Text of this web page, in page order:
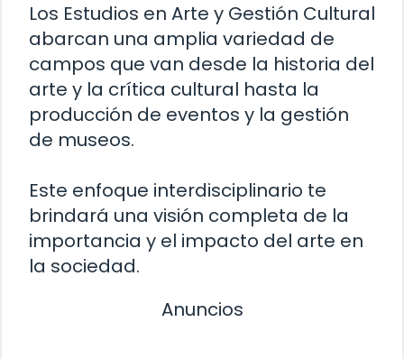
Los Estudios en Arte y Gestión Cultural
abarcan una amplia variedad de
campos que van desde la historia del
arte y la crítica cultural hasta la
producción de eventos y la gestión
de museos.
Este enfoque interdisciplinario te
brindará una visión completa de la
importancia y el impacto del arte en
la sociedad.
Anuncios